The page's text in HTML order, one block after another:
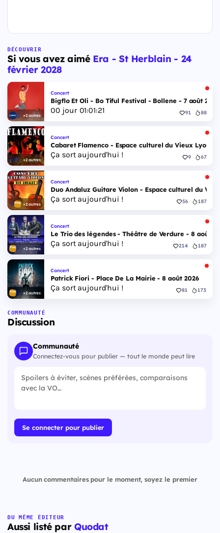
DÉCOUVRIR
Si vous avez aimé Era - St Herblain - 24
février 2028
+2 autres
Concert
Bigflo Et Oli - Bo Tiful Festival - Bollene - 7 août 2026
00 jour 01:01:20 91 88
+2 autres
Concert
Cabaret Flamenco - Espace culturel du Vieux Lyon -
Ça sort aujourd'hui ! 9 67
+2 autres
Concert
Duo Andaluz Guitare Violon - Espace culturel du
Ça sort aujourd'hui ! 56 187
+2 autres
Concert
Le Trio des légendes - Théâtre de Verdure - 8 août
Ça sort aujourd'hui ! 214 187
+2 autres
Concert
Patrick Fiori - Place De La Mairie - 8 août 2026
Ça sort aujourd'hui ! 81 173
COMMUNAUTÉ
Discussion
Communauté
Connectez-vous pour publier — tout le monde peut lire
Se connecter pour publier
Aucun commentaires pour le moment, soyez le premier
DU MÊME ÉDITEUR
Aussi listé par Quodat